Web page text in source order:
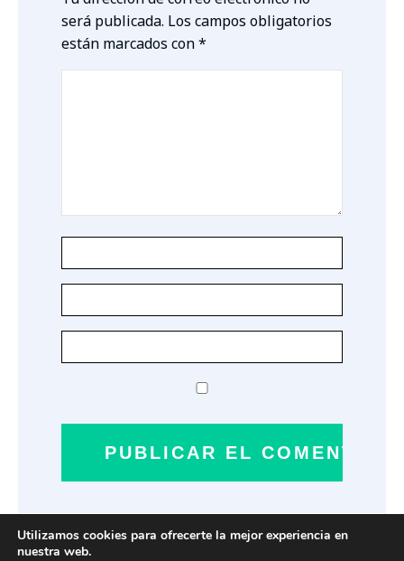
será publicada. Los campos obligatorios
están marcados con*
Utilizamos cookies para ofrecerte la mejor experiencia en
nuestra web.